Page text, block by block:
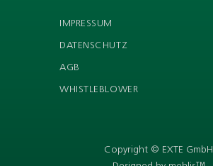
Copyright © EXTE GmbH
IMPRESSUM
DATENSCHUTZ
AGB
WHISTLEBLOWER